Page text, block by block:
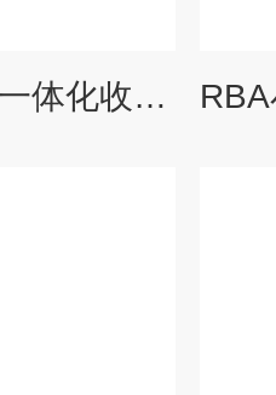
RBA小型地埋式一体化收费站污水处理设备有哪些